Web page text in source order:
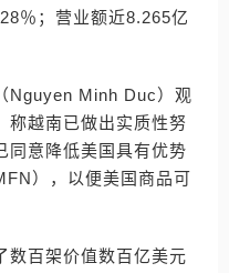
％；营业额近8.265亿
Nguyen Minh Duc）观
称越南已做出实质性努
同意降低美国具有优势
），以便美国商品可
数百架价值数百亿美元